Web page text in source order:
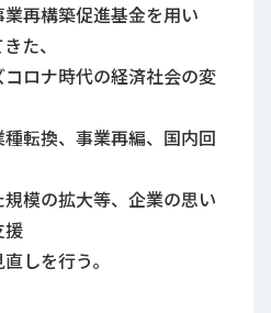
再構築促進基金を用い
た、
ロナ時代の経済社会の変
転換、事業再編、国内回
模の拡大等、企業の思い
援
しを行う。